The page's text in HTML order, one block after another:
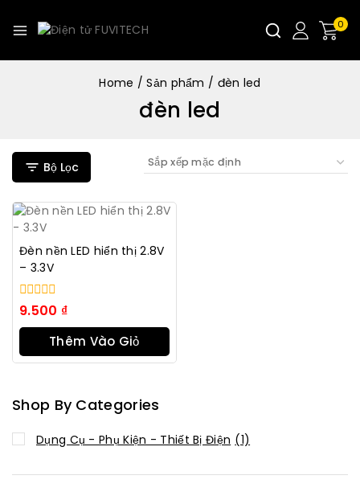
0
Home / Sản phẩm / đèn led
đèn led
Bộ Lọc
Đèn nền LED hiển thị 2.8V
– 3.3V
0
trong
số
9.500 ₫
Thêm Vào Giỏ
Hàng
Shop By Categories
Dụng Cụ - Phụ Kiện - Thiết Bị Điện (1)